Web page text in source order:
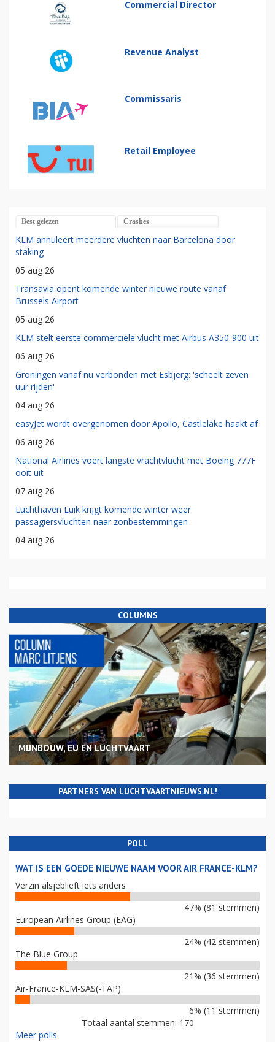
Commercial Director
Revenue Analyst
Commissaris
Retail Employee
Best gelezen Crashes
KLM annuleert meerdere vluchten naar Barcelona door
staking
05 aug 26
Transavia opent komende winter nieuwe route vanaf
Brussels Airport
05 aug 26
KLM stelt eerste commerciële vlucht met Airbus A350-900 uit
06 aug 26
Groningen vanaf nu verbonden met Esbjerg: 'scheelt zeven
uur rijden'
04 aug 26
easyJet wordt overgenomen door Apollo, Castlelake haakt af
06 aug 26
National Airlines voert langste vrachtvlucht met Boeing 777F
ooit uit
07 aug 26
Luchthaven Luik krijgt komende winter weer
passagiersvluchten naar zonbestemmingen
04 aug 26
COLUMNS
MIJNBOUW, EU EN LUCHTVAART
PARTNERS VAN LUCHTVAARTNIEUWS.NL!
POLL
WAT IS EEN GOEDE NIEUWE NAAM VOOR AIR FRANCE-KLM?
Verzin alsjeblieft iets anders
47% (81 stemmen)
European Airlines Group (EAG)
24% (42 stemmen)
The Blue Group
21% (36 stemmen)
Air-France-KLM-SAS(-TAP)
6% (11 stemmen)
Totaal aantal stemmen: 170
Meer polls